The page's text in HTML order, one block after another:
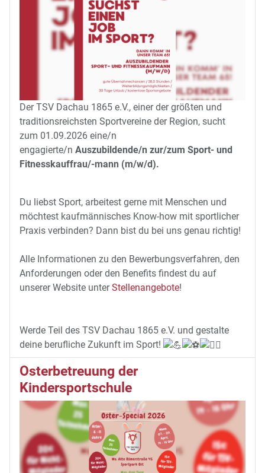
Der TSV Dachau 1865 e.V., einer der größten und
traditionsreichsten Sportvereine der Region, sucht
zum 01.09.2026 eine/n
engagierte/n Auszubildende/n zur/zum Sport- und
Fitnesskauffrau/-mann (m/w/d).
Du liebst Sport, arbeitest gerne mit Menschen und
möchtest kaufmännisches Know-how mit sportlicher
Praxis verbinden? Dann bist du bei uns genau richtig!
Alle Informationen zu den Bewerbungsverfahren, den
Anforderungen oder den Benefits findest du auf
unserer Website unterStellenangebote!
Werde Teil des TSV Dachau 1865 e.V. und gestalte
deine berufliche Zukunft im Sport!
Osterbetreuung der
Kindersportschule